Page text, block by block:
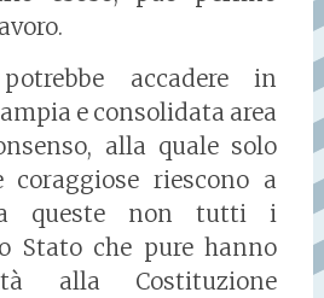
accadere in
e consolidata area
alla quale solo
coraggiose riescono a
queste non tutti i
Stato che pure hanno
alla Costituzione